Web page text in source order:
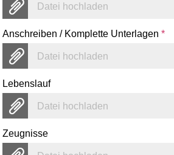
Datei hochladen
Anschreiben / Komplette Unterlagen*
Datei hochladen
Lebenslauf
Datei hochladen
Zeugnisse